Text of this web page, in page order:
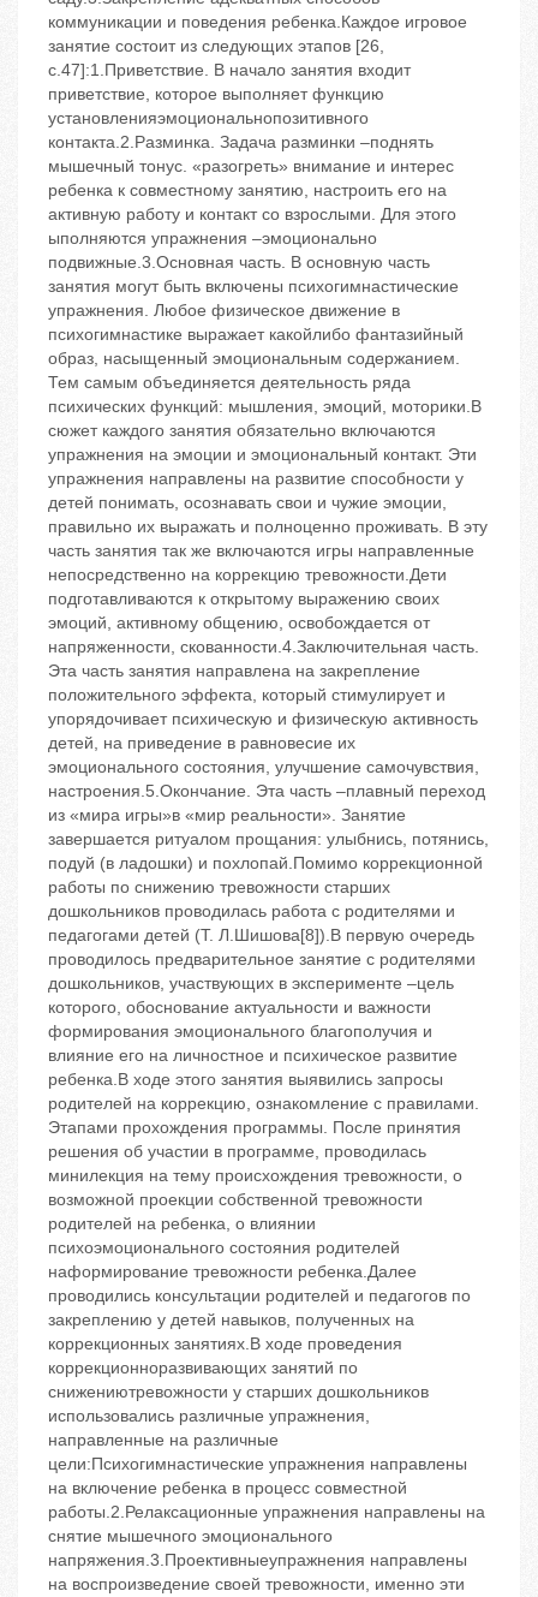
коммуникации и поведения ребенка.Каждое игровое
занятие состоит из следующих этапов [26,
с.47]:1.Приветствие. В начало занятия входит
приветствие, которое выполняет функцию
установленияэмоциональнопозитивного
контакта.2.Разминка. Задача разминки –поднять
мышечный тонус. «разогреть» внимание и интерес
ребенка к совместному занятию, настроить его на
активную работу и контакт со взрослыми. Для этого
ыполняются упражнения –эмоционально
подвижные.3.Основная часть. В основную часть
занятия могут быть включены психогимнастические
упражнения. Любое физическое движение в
психогимнастике выражает какойлибо фантазийный
образ, насыщенный эмоциональным содержанием.
Тем самым объединяется деятельность ряда
психических функций: мышления, эмоций, моторики.В
сюжет каждого занятия обязательно включаются
упражнения на эмоции и эмоциональный контакт. Эти
упражнения направлены на развитие способности у
детей понимать, осознавать свои и чужие эмоции,
правильно их выражать и полноценно проживать. В эту
часть занятия так же включаются игры направленные
непосредственно на коррекцию тревожности.Дети
подготавливаются к открытому выражению своих
эмоций, активному общению, освобождается от
напряженности, скованности.4.Заключительная часть.
Эта часть занятия направлена на закрепление
положительного эффекта, который стимулирует и
упорядочивает психическую и физическую активность
детей, на приведение в равновесие их
эмоционального состояния, улучшение самочувствия,
настроения.5.Окончание. Эта часть –плавный переход
из «мира игры»в «мир реальности». Занятие
завершается ритуалом прощания: улыбнись, потянись,
подуй (в ладошки) и похлопай.Помимо коррекционной
работы по снижению тревожности старших
дошкольников проводилась работа с родителями и
педагогами детей (Т. Л.Шишова[8]).В первую очередь
проводилось предварительное занятие с родителями
дошкольников, участвующих в эксперименте –цель
которого, обоснование актуальности и важности
формирования эмоционального благополучия и
влияние его на личностное и психическое развитие
ребенка.В ходе этого занятия выявились запросы
родителей на коррекцию, ознакомление с правилами.
Этапами прохождения программы. После принятия
решения об участии в программе, проводилась
минилекция на тему происхождения тревожности, о
возможной проекции собственной тревожности
родителей на ребенка, о влиянии
психоэмоционального состояния родителей
наформирование тревожности ребенка.Далее
проводились консультации родителей и педагогов по
закреплению у детей навыков, полученных на
коррекционных занятиях.В ходе проведения
коррекционноразвивающих занятий по
снижениютревожности у старших дошкольников
использовались различные упражнения,
направленные на различные
цели:Психогимнастические упражнения направлены
на включение ребенка в процесс совместной
работы.2.Релаксационные упражнения направлены на
снятие мышечного эмоционального
напряжения.3.Проективныеупражнения направлены
на воспроизведение своей тревожности, именно эти